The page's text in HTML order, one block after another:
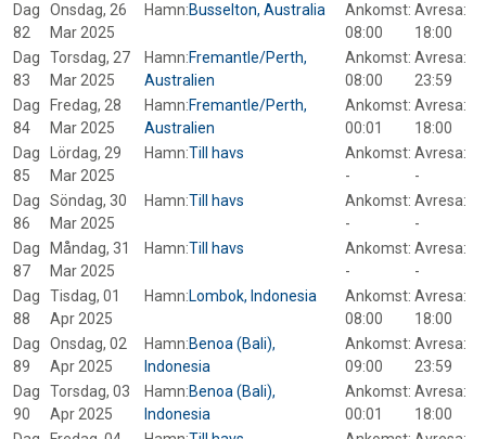
Dag
82
Onsdag, 26
Mar 2025
Hamn:Busselton, Australia
Ankomst:
08:00
Avresa:
18:00
Dag
83
Torsdag, 27
Mar 2025
Hamn:Fremantle/Perth,
Australien
Ankomst:
08:00
Avresa:
23:59
Dag
84
Fredag, 28
Mar 2025
Hamn:Fremantle/Perth,
Australien
Ankomst:
00:01
Avresa:
18:00
Dag
85
Lördag, 29
Mar 2025
Hamn:Till havs
Ankomst:
-
Avresa:
-
Dag
86
Söndag, 30
Mar 2025
Hamn:Till havs
Ankomst:
-
Avresa:
-
Dag
87
Måndag, 31
Mar 2025
Hamn:Till havs
Ankomst:
-
Avresa:
-
Dag
88
Tisdag, 01
Apr 2025
Hamn:Lombok, Indonesia
Ankomst:
08:00
Avresa:
18:00
Dag
89
Onsdag, 02
Apr 2025
Hamn:Benoa (Bali),
Indonesia
Ankomst:
09:00
Avresa:
23:59
Dag
90
Torsdag, 03
Apr 2025
Hamn:Benoa (Bali),
Indonesia
Ankomst:
00:01
Avresa:
18:00